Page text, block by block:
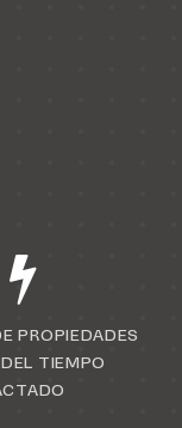
PROPIEDADES
TIEMPO